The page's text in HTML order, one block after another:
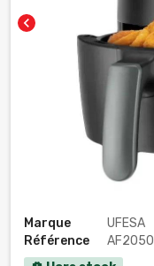
chevron_left
Marque
UFESA
Référence
AF2050